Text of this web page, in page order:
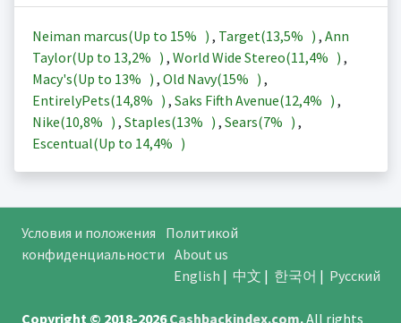
Neiman marcus(Up to 15% ) , Target(13,5% ) , Ann
Taylor(Up to 13,2% ) , World Wide Stereo(11,4% ) ,
Macy's(Up to 13% ) , Old Navy(15% ) ,
EntirelyPets(14,8% ) , Saks Fifth Avenue(12,4% ) ,
Nike(10,8% ) , Staples(13% ) , Sears(7% ) ,
Escentual(Up to 14,4% )
Условия и положения
Политикой
конфиденциальности About us
English | 中文 | 한국어 | Русский
Copyright © 2018-2026Cashbackindex.com.All rights